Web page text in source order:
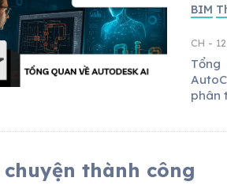
BIM
CH -
phân
chuyện thành công